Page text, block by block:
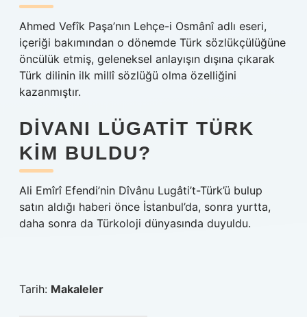
Ahmed Vefîk Paşa’nın Lehçe-i Osmânî adlı eseri,
içeriği bakımından o dönemde Türk sözlükçülüğüne
öncülük etmiş, geleneksel anlayışın dışına çıkarak
Türk dilinin ilk millî sözlüğü olma özelliğini
kazanmıştır.
DIVANI LÜGATIT TÜRK
KIM BULDU?
Ali Emîrî Efendi’nin Dîvânu Lugâti’t-Türk’ü bulup
satın aldığı haberi önce İstanbul’da, sonra yurtta,
daha sonra da Türkoloji dünyasında duyuldu.
Tarih: Makaleler